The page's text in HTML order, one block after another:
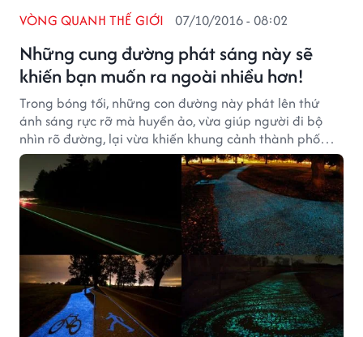
Những cung đường phát sáng này sẽ
khiến bạn muốn ra ngoài nhiều hơn!
VÒNG QUANH THẾ GIỚI 07/10/2016 - 08:02
Trong bóng tối, những con đường này phát lên thứ
ánh sáng rực rỡ mà huyền ảo, vừa giúp người đi bộ
nhìn rõ đường, lại vừa khiến khung cảnh thành phố
thêm hấp dẫn.